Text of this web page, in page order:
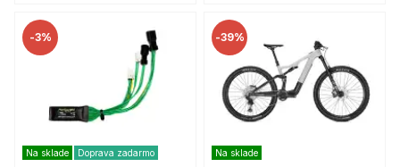
-3%
Na sklade Doprava zadarmo
-39%
Na sklade